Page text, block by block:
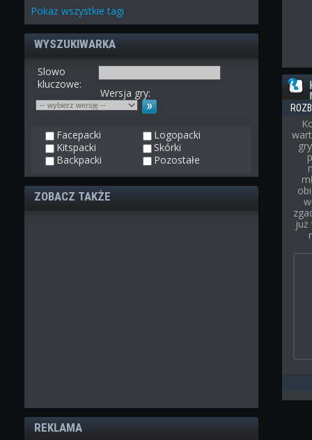
Pokażwszystkie tagi
WYSZUKIWARKA
Slowo
kluczowe:
Wersja gry:
Facepacki
Logopacki
Kitspacki
Skórki
Backpacki
Pozostałe
ZOBACZ TAKŻE
REKLAMA
już